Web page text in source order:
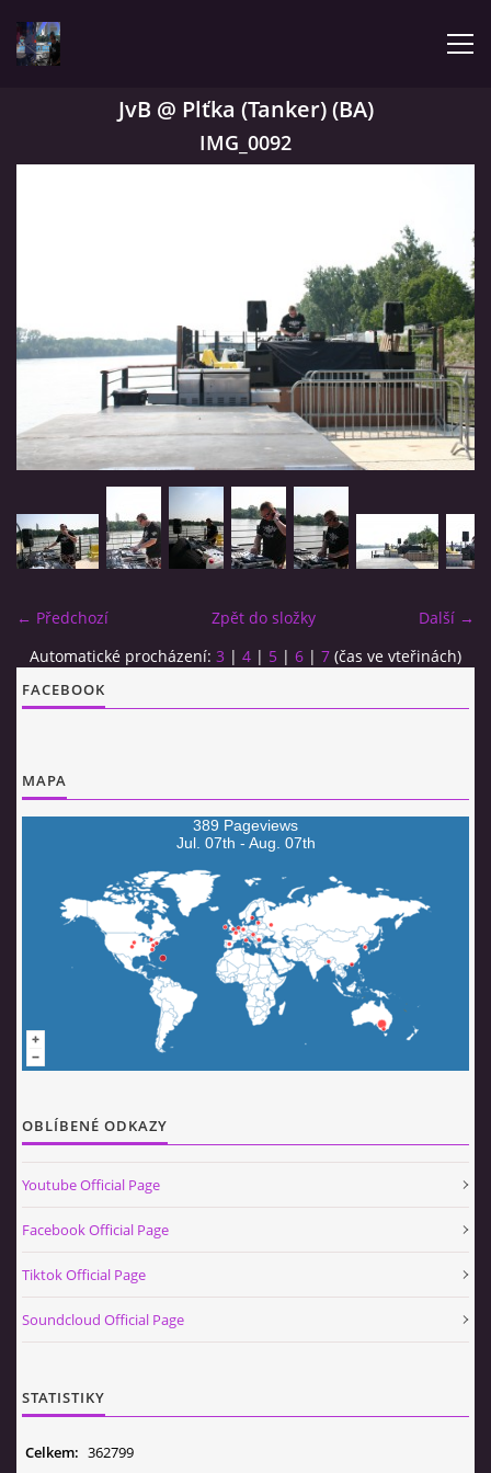
MY MUSIC
TRACHNOTOMIA
CONFRONTATION WITH JIMMY
MJ SESSION
VIDEO
Jimmy van Booken a.k.a Shogo
booking@jimmyvanbooken.com
jimmyvanbooken@gmail.com
© 2026 eStránky.cz Aktualizováno: 5. 8. 2026|Nahoru ↑
JvB @ Plťka (Tanker) (BA)
IMG_0092
← Předchozí Další →
Zpět do složky
Automatické procházení: 3 | 4 | 5 | 6 | 7 (čas ve vteřinách)
FACEBOOK
MAPA
389 Pageviews
Jul. 07th - Aug. 07th
OBLÍBENÉ ODKAZY
Youtube Official Page
Facebook Official Page
Tiktok Official Page
Soundcloud Official Page
STATISTIKY
Celkem: 362799